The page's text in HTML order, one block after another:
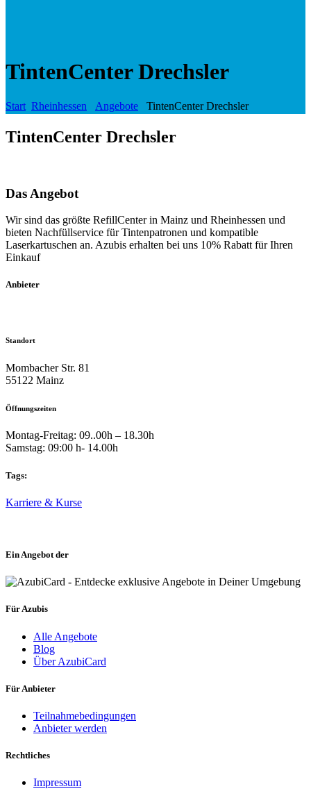
TintenCenter Drechsler
Start Rheinhessen Angebote TintenCenter Drechsler
TintenCenter Drechsler
Das Angebot
Wir sind das größte RefillCenter in Mainz und Rheinhessen und
bieten Nachfüllservice für Tintenpatronen und kompatible
Laserkartuschen an. Azubis erhalten bei uns 10% Rabatt für Ihren
Einkauf
Anbieter
Standort
Mombacher Str. 81
55122 Mainz
Öffnungszeiten
Montag-Freitag: 09..00h – 18.30h
Samstag: 09:00 h- 14.00h
Tags:
Karriere & Kurse
Ein Angebot der
Für Azubis
Alle Angebote
Blog
Über AzubiCard
Für Anbieter
Teilnahmebedingungen
Anbieter werden
Rechtliches
Impressum